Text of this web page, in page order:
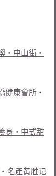
‧中山街‧
健康會所‧
身‧中式甜
‧名產黄胜记